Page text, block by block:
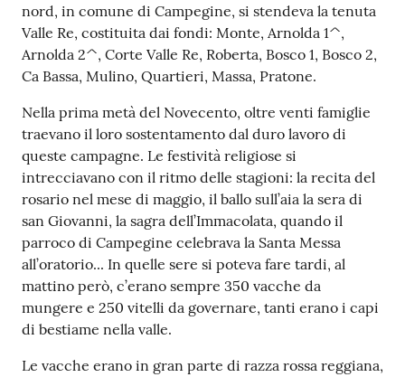
nord, in comune di Campegine, si stendeva la tenuta
Valle Re, costituita dai fondi: Monte, Arnolda 1^,
Arnolda 2^, Corte Valle Re, Roberta, Bosco 1, Bosco 2,
Ca Bassa, Mulino, Quartieri, Massa, Pratone.
Nella prima metà del Novecento, oltre venti famiglie
traevano il loro sostentamento dal duro lavoro di
queste campagne. Le festività religiose si
intrecciavano con il ritmo delle stagioni: la recita del
rosario nel mese di maggio, il ballo sull’aia la sera di
san Giovanni, la sagra dell’Immacolata, quando il
parroco di Campegine celebrava la Santa Messa
all’oratorio... In quelle sere si poteva fare tardi, al
mattino però, c’erano sempre 350 vacche da
mungere e 250 vitelli da governare, tanti erano i capi
di bestiame nella valle.
Le vacche erano in gran parte di razza rossa reggiana,